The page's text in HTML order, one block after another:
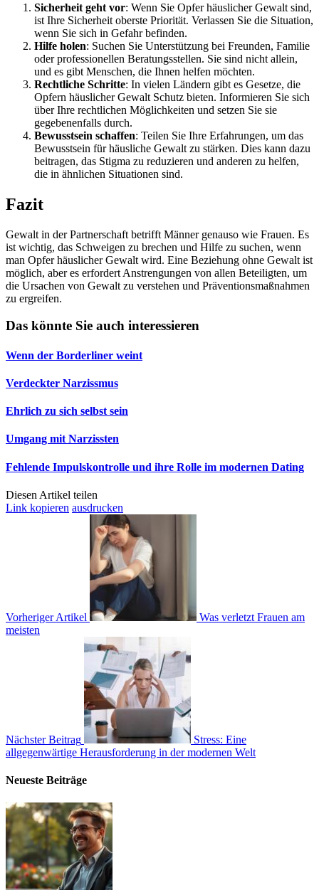
Sicherheit geht vor: Wenn Sie Opfer häuslicher Gewalt sind,
ist Ihre Sicherheit oberste Priorität. Verlassen Sie die Situation,
wenn Sie sich in Gefahr befinden.
Hilfe holen: Suchen Sie Unterstützung bei Freunden, Familie
oder professionellen Beratungsstellen. Sie sind nicht allein,
und es gibt Menschen, die Ihnen helfen möchten.
Rechtliche Schritte: In vielen Ländern gibt es Gesetze, die
Opfern häuslicher Gewalt Schutz bieten. Informieren Sie sich
über Ihre rechtlichen Möglichkeiten und setzen Sie sie
gegebenenfalls durch.
Bewusstsein schaffen: Teilen Sie Ihre Erfahrungen, um das
Bewusstsein für häusliche Gewalt zu stärken. Dies kann dazu
beitragen, das Stigma zu reduzieren und anderen zu helfen,
die in ähnlichen Situationen sind.
Fazit
Gewalt in der Partnerschaft betrifft Männer genauso wie Frauen. Es
ist wichtig, das Schweigen zu brechen und Hilfe zu suchen, wenn
man Opfer häuslicher Gewalt wird. Eine Beziehung ohne Gewalt ist
möglich, aber es erfordert Anstrengungen von allen Beteiligten, um
die Ursachen von Gewalt zu verstehen und Präventionsmaßnahmen
zu ergreifen.
Das könnte Sie auch interessieren
Wenn der Borderliner weint
Verdeckter Narzissmus
Ehrlich zu sich selbst sein
Umgang mit Narzissten
Fehlende Impulskontrolle und ihre Rolle im modernen Dating
Diesen Artikel teilen
Link kopieren ausdrucken
Vorheriger Artikel
Was verletzt Frauen am
meisten
Nächster Beitrag
Stress: Eine
allgegenwärtige Herausforderung in der modernen Welt
Neueste Beiträge